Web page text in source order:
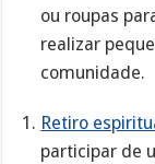
ou roupas
realizar
comunidade.
Retiro
participar de